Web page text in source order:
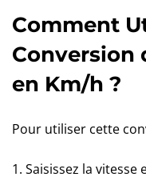
Comment
Conversion
en Km/h ?
Pour utiliser cette
1. Saisissez la